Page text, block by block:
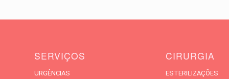
SERVIÇOS
URGÊNCIAS
CIRURGIA
ESTERILIZAÇÕES